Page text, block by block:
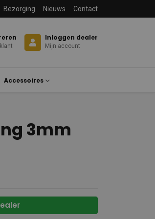
Bezorging Nieuws Contact
Inloggen dealer
Mijn account
Accessoires
3mm